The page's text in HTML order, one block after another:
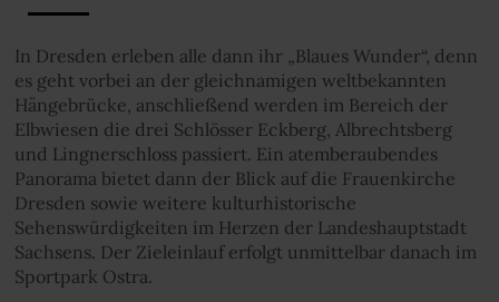
In Dresden erleben alle dann ihr „Blaues Wunder“, denn
es geht vorbei an der gleichnamigen weltbekannten
Hängebrücke, anschließend werden im Bereich der
Elbwiesen die drei Schlösser Eckberg, Albrechtsberg
und Lingnerschloss passiert. Ein atemberaubendes
Panorama bietet dann der Blick auf die Frauenkirche
Dresden sowie weitere kulturhistorische
Sehenswürdigkeiten im Herzen der Landeshauptstadt
Sachsens. Der Zieleinlauf erfolgt unmittelbar danach im
Sportpark Ostra.